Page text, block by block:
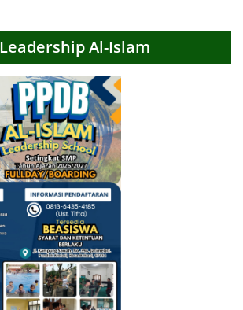
Leadership Al-Islam